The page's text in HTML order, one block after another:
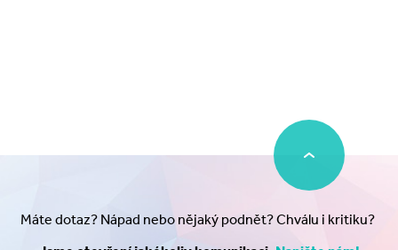
Máte dotaz? Nápad nebo nějaký podnět? Chválu i kritiku?